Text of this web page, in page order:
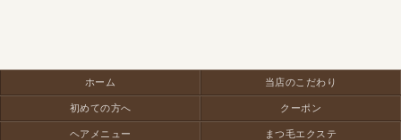
ホーム 当店のこだわり
初めての方へ クーポン
ヘアメニュー まつ毛エクステ